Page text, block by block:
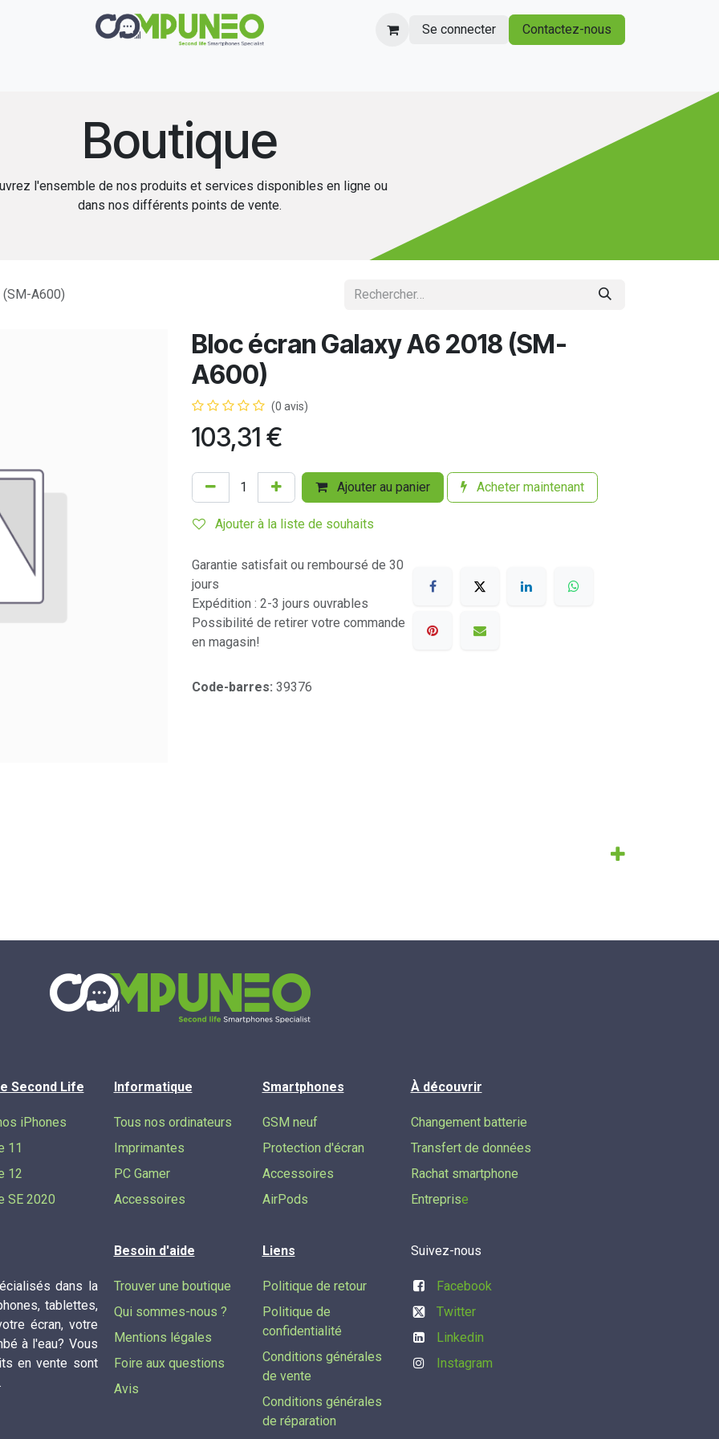
Se connecter Contactez-nous
Boutique
l'ensemble de nos produits et services disponibles en ligne ou
dans nos différents points de vente.
(SM-A600)
Bloc écran Galaxy A6 2018 (SM-
A600)
(0 avis)
103,31 €
Ajouter au panier Acheter maintenant
Ajouter à la liste de souhaits
Garantie satisfait ou remboursé de 30
jours
Expédition : 2-3 jours ouvrables
Possibilité de retirer votre commande
en magasin!
Code-barres: 39376
dans la
tablettes,
écran, votre
à l'eau? Vous
en vente sont
Informatique
Tous nos ordinateurs
Imprimantes
PC Gamer
Accessoires
Smartphones
GSM neuf
Protection d'écran
Accessoires
AirPods
À découvrir
Changement batterie
Transfert de données​
Rachat smartphone
Entreprise
Second Life
iPhones
11
12
SE 2020
Besoin d'aide
Trouver une boutique
Qui sommes-nous ?
Mentions légales
Foire aux questions
Avis
Liens
Politique de retour
Politique de
confidentialité
Conditions générales
de vente
Conditions générales
de réparation
Suivez-nous
Facebook
Twitter
Linkedin
Instagram